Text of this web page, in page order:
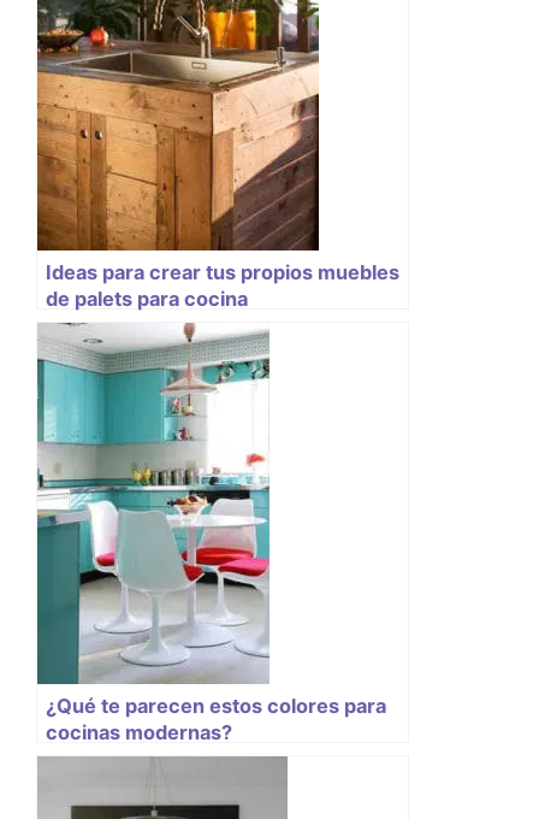
Ideas para crear tus propios muebles
de palets para cocina
¿Qué te parecen estos colores para
cocinas modernas?